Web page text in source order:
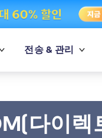
전송 & 관리
다이